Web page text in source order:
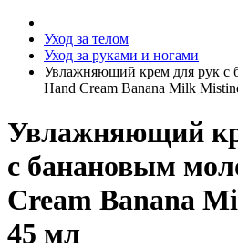
Уход за телом
Уход за руками и ногами
Увлажняющий крем для рук с
Hand Cream Banana Milk
Увлажняющий
с банановым
Cream Banana
45 мл